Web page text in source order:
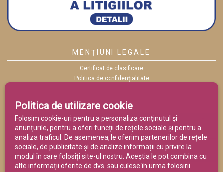
MENȚIUNI LEGALE
Certificat de clasificare
Politica de confidențialitate
Termeni și condiții
Politica de utilizare cookie
Folosim cookie-uri pentru a personaliza conținutul și
anunțurile, pentru a oferi funcții de rețele sociale și pentru a
analiza traficul. De asemenea, le oferim partenerilor de rețele
sociale, de publicitate și de analize informații cu privire la
modul în care folosiți site-ul nostru. Aceștia le pot combina cu
alte informații oferite de dvs. sau culese în urma folosirii